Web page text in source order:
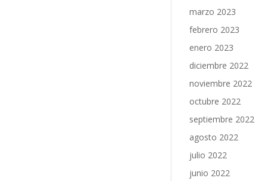
marzo 2023
febrero 2023
enero 2023
diciembre 2022
noviembre 2022
octubre 2022
septiembre 2022
agosto 2022
julio 2022
junio 2022